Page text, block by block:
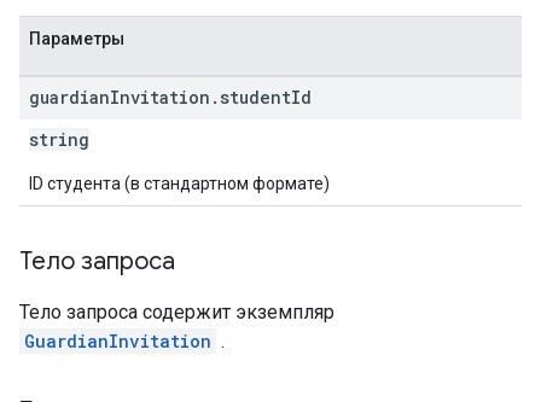
Параметры
guardianInvitation . studentId
string
ID студента (в стандартном формате)
Тело запроса
Тело запроса содержит экземпляр
GuardianInvitation .